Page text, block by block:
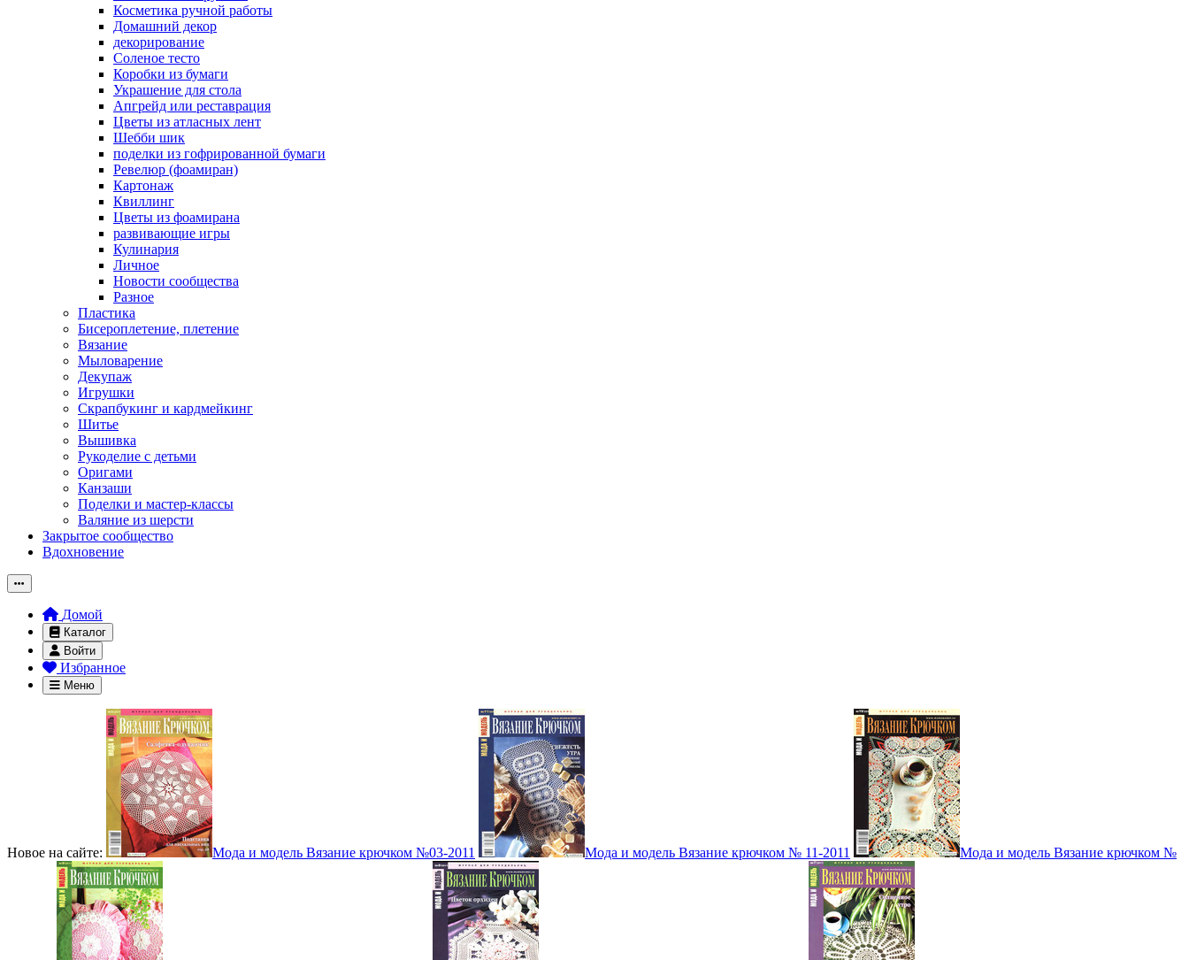
Косметика ручной работы
Домашний декор
декорирование
Соленое тесто
Коробки из бумаги
Украшение для стола
Апгрейд или реставрация
Цветы из атласных лент
Шебби шик
поделки из гофрированной бумаги
Ревелюр (фоамиран)
Картонаж
Квиллинг
Цветы из фоамирана
развивающие игры
Кулинария
Личное
Новости сообщества
Разное
Пластика
Бисероплетение, плетение
Вязание
Мыловарение
Декупаж
Игрушки
Скрапбукинг и кардмейкинг
Шитье
Вышивка
Рукоделие с детьми
Оригами
Канзаши
Поделки и мастер-классы
Валяние из шерсти
Закрытое сообщество
Вдохновение
Домой
Каталог
Войти
Избранное
Меню
Новое на сайте: Мода и модель Вязание крючком №03-2011 Мода и модель Вязание крючком № 11-2011 Мода и модель Вязание крючком №